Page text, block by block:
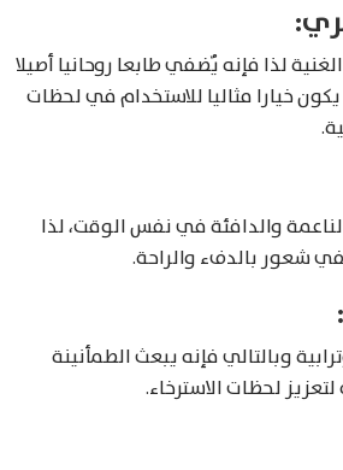
الغنية لذا فإنه يٌضفي طابعا روحانيا أصيلا
خيارا مثاليا للاستخدام في لحظات
والدافئة في نفس الوقت، لذا
شعور بالدفء والراحة.
وبالتالي فإنه يبعث الطمأنينة
لحظات الاسترخاء.